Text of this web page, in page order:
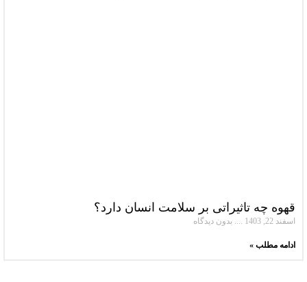
قهوه چه تاثیراتی بر سلامت انسان دارد؟
اسفند 22, 1403 بدون دیدگاه
ادامه مطلب »